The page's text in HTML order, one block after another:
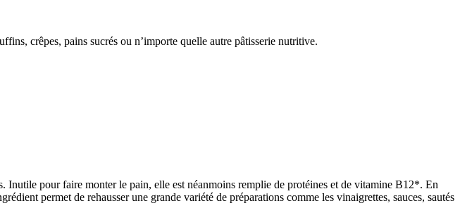
crêpes, pains sucrés ou n’importe quelle autre pâtisserie nutritive.
Inutile pour faire monter le pain, elle est néanmoins remplie de protéines et de vitamine B12*. En
permet de rehausser une grande variété de préparations comme les vinaigrettes, sauces, sautés